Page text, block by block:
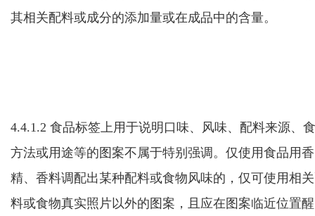
其相关配料或成分的添加量或在成品中的含量。
4.4.1.2 食品标签上用于说明口味、风味、配料来源、
方法或用途等的图案不属于特别强调。仅使用食品用香
精、香料调配出某种配料或食物风味的，仅可使用相
料或食物真实照片以外的图案，且应在图案临近位置